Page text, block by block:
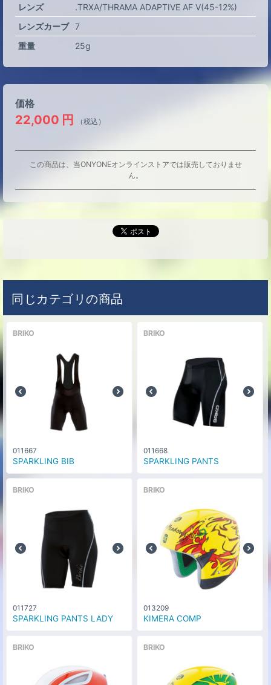
レンズ
.TRXA/THRAMA ADAPTIVE AF V(45-12%)
レンズカーブ 7
重量
25g
価格
22,000 円 （税込）
この商品は、当ONYONEオンラインストアでは販売しておりませ
ん。
同じカテゴリの商品
BRIKO
011667
SPARKLING BIB
BRIKO
011668
SPARKLING PANTS
BRIKO
011727
SPARKLING PANTS LADY
BRIKO
013209
KIMERA COMP
BRIKO BRIKO